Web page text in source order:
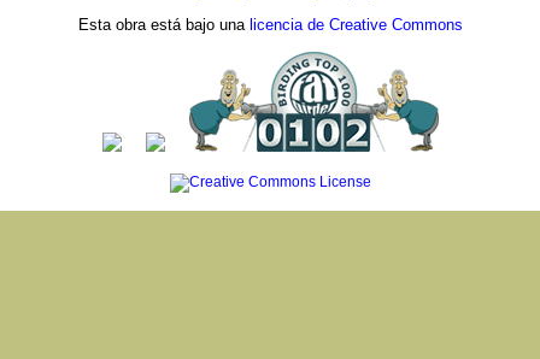
Esta obra está bajo una licencia de Creative Commons